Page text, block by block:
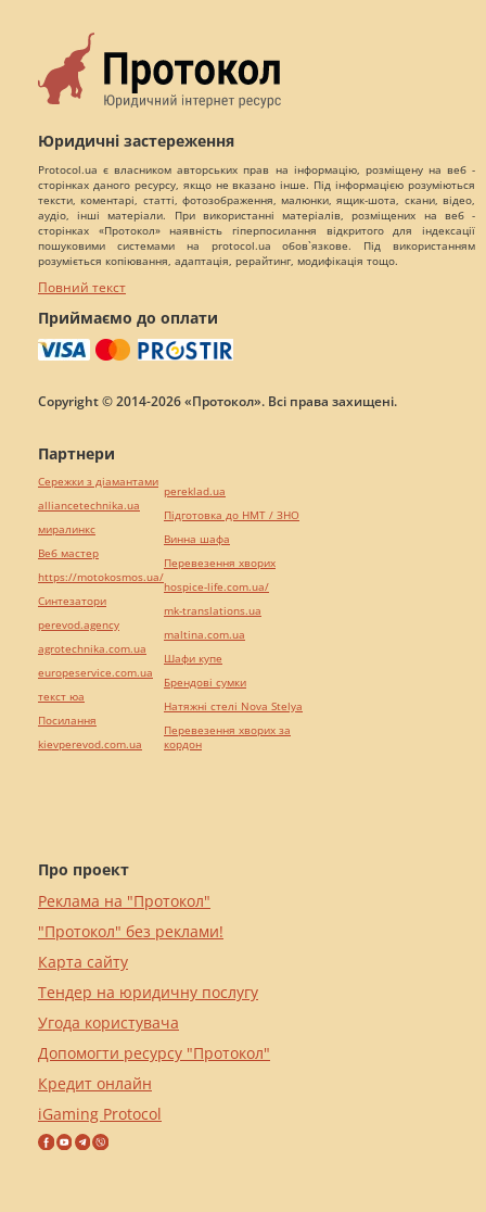
Юридичні застереження
Protocol.ua є власником авторських прав на інформацію, розміщену на веб -
сторінках даного ресурсу, якщо не вказано інше. Під інформацією розуміються
тексти, коментарі, статті, фотозображення, малюнки, ящик-шота, скани, відео,
аудіо, інші матеріали. При використанні матеріалів, розміщених на веб -
сторінках «Протокол» наявність гіперпосилання відкритого для індексації
пошуковими системами на protocol.ua обов`язкове. Під використанням
розуміється копіювання, адаптація, рерайтинг, модифікація тощо.
Повний текст
Приймаємо до оплати
Copyright © 2014-2026 «Протокол». Всі права захищені.
Про проект
Реклама на "Протокол"
"Протокол" без реклами!
Карта сайту
Тендер на юридичну послугу
Угода користувача
Допомогти ресурсу "Протокол"
Кредит онлайн
iGaming Protocol
Партнери
Сережки з діамантами
alliancetechnika.ua
миралинкс
Веб мастер
https://motokosmos.ua/
Синтезатори
perevod.agency
agrotechnika.com.ua
europeservice.com.ua
текст юа
Посилання
kievperevod.com.ua
pereklad.ua
Підготовка до НМТ / ЗНО
Винна шафа
Перевезення хворих
hospice-life.com.ua/
mk-translations.ua
maltina.com.ua
Шафи купе
Брендові сумки
Натяжні стелі Nova Stelya
Перевезення хворих за
кордон